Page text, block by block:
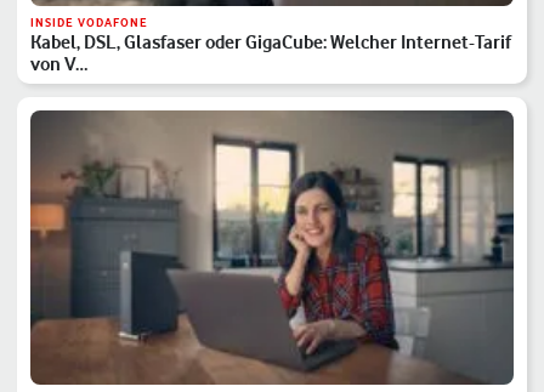
INSIDE VODAFONE
Kabel, DSL, Glasfaser oder GigaCube: Welcher Internet-Tarif
von V…